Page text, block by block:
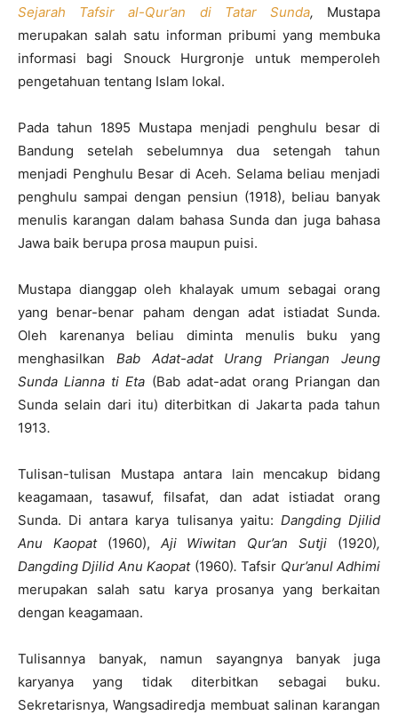
Sejarah Tafsir al-Qur’an di Tatar Sunda, Mustapa
merupakan salah satu informan pribumi yang membuka
informasi bagi Snouck Hurgronje untuk memperoleh
pengetahuan tentang Islam lokal.
Pada tahun 1895 Mustapa menjadi penghulu besar di
Bandung setelah sebelumnya dua setengah tahun
menjadi Penghulu Besar di Aceh. Selama beliau menjadi
penghulu sampai dengan pensiun (1918), beliau banyak
menulis karangan dalam bahasa Sunda dan juga bahasa
Jawa baik berupa prosa maupun puisi.
Mustapa dianggap oleh khalayak umum sebagai orang
yang benar-benar paham dengan adat istiadat Sunda.
Oleh karenanya beliau diminta menulis buku yang
menghasilkan Bab Adat-adat Urang Priangan Jeung
Sunda Lianna ti Eta (Bab adat-adat orang Priangan dan
Sunda selain dari itu) diterbitkan di Jakarta pada tahun
1913.
Tulisan-tulisan Mustapa antara lain mencakup bidang
keagamaan, tasawuf, filsafat, dan adat istiadat orang
Sunda. Di antara karya tulisanya yaitu: Dangding Djilid
Anu Kaopat (1960), Aji Wiwitan Qur’an Sutji (1920),
Dangding Djilid Anu Kaopat (1960). Tafsir Qur’anul Adhimi
merupakan salah satu karya prosanya yang berkaitan
dengan keagamaan.
Tulisannya banyak, namun sayangnya banyak juga
karyanya yang tidak diterbitkan sebagai buku.
Sekretarisnya, Wangsadiredja membuat salinan karangan